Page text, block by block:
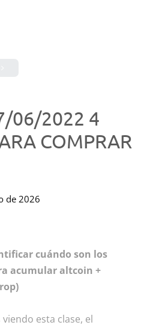
06/2022 4
COMPRAR
de 2026
cuándo son los
acumular altcoin +
esta clase, el